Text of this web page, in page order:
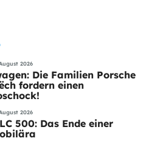
2026
Die Familien Porsche
fordern einen
2026
500: Das Ende einer